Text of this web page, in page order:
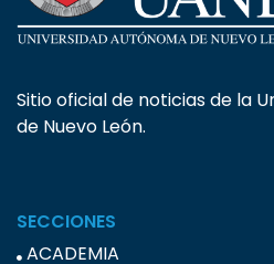
Sitio oficial de noticias de la
de Nuevo León.
SECCIONES
ACADEMIA